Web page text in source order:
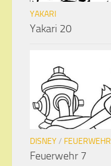
YAKARI
Yakari 20
DISNEY/ FEUERWEHR
Feuerwehr 7